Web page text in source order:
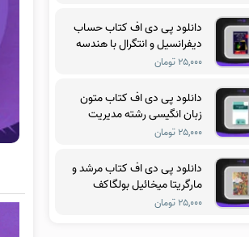
دانلود پی دی اف کتاب حساب
دیفرانسیل و انتگرال با هندسه
تحلیلی جلد سوم ریچارد
۲۵,۰۰۰ تومان
دانلود پی دی اف کتاب متون
زبان انگیسی رشته مدیریت
آموزشی فریدون یزدانی
۲۵,۰۰۰ تومان
دانلود پی دی اف کتاب مرشد و
مارگریتا میخائیل بولگاکف
۲۵,۰۰۰ تومان